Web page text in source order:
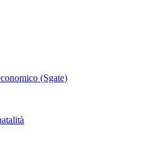
(Sgate)